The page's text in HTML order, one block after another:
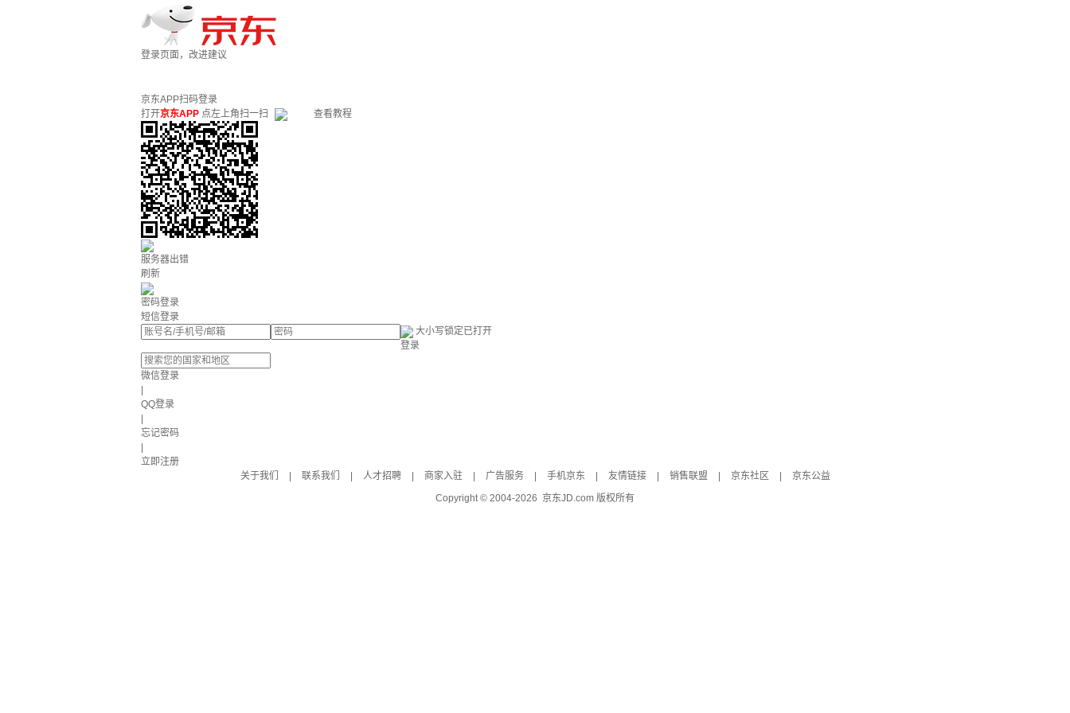
登录页面，改进建议
京东APP扫码登录
打开京东APP 点左上角扫一扫 查看教程
服务器出错
刷新
密码登录
短信登录
大小写锁定已打开
登录
微信登录
QQ登录
忘记密码
立即注册
关于我们
联系我们 人才招聘 商家入驻 广告服务 手机京东 友情链接 销售联盟 京东社区
京东公益
Copyright © 2004-2026 京东JD.com 版权所有